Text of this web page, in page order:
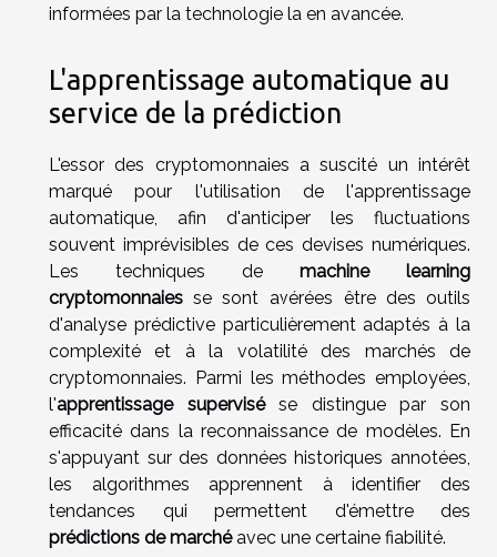
informées par la technologie la en avancée.
L'apprentissage automatique au
service de la prédiction
L'essor des cryptomonnaies a suscité un intérêt
marqué pour l'utilisation de l'apprentissage
automatique, afin d'anticiper les fluctuations
souvent imprévisibles de ces devises numériques.
Les techniques de machine learning
cryptomonnaies se sont avérées être des outils
d'analyse prédictive particulièrement adaptés à la
complexité et à la volatilité des marchés de
cryptomonnaies. Parmi les méthodes employées,
l'apprentissage supervisése distingue par son
efficacité dans la reconnaissance de modèles. En
s'appuyant sur des données historiques annotées,
les algorithmes apprennent à identifier des
tendances qui permettent d'émettre des
prédictions de marchéavec une certaine fiabilité.